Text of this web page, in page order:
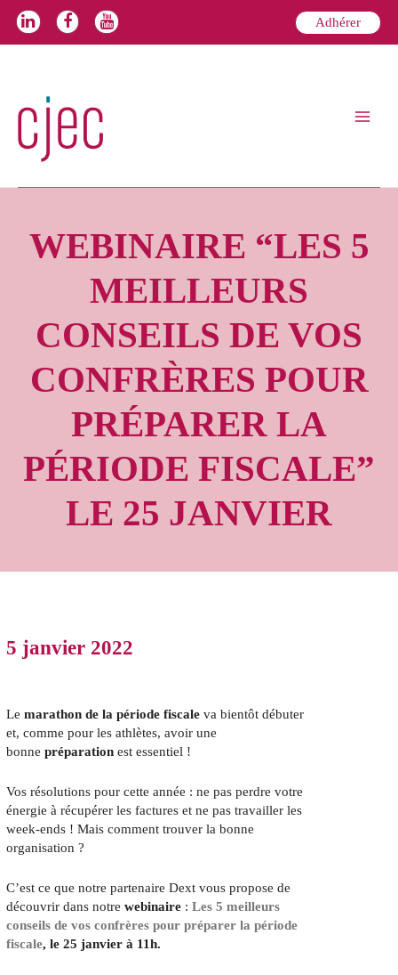
Aller
Adhérer
WEBINAIRE “LES 5
MEILLEURS
CONSEILS DE VOS
CONFRÈRES POUR
PRÉPARER LA
PÉRIODE FISCALE”
LE 25 JANVIER
5 janvier 2022
Lemarathon de la période fiscaleva bientôt débuter
et, comme pour les athlètes, avoir une
bonnepréparation est essentiel !
Vos résolutions pour cette année : ne pas perdre votre
énergie à récupérer les factures et ne pas travailler les
week-ends ! Mais comment trouver la bonne
organisation ?
C’est ce que notre partenaire Dext vous propose de
découvrir dans notrewebinaire : Les 5 meilleurs
conseils de vos confrères pour préparer la période
fiscale, le 25 janvier à 11h.